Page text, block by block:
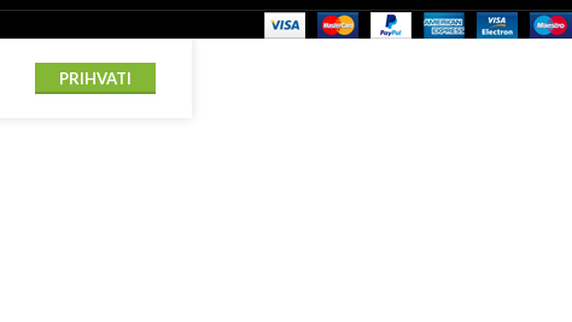
PRIHVATI